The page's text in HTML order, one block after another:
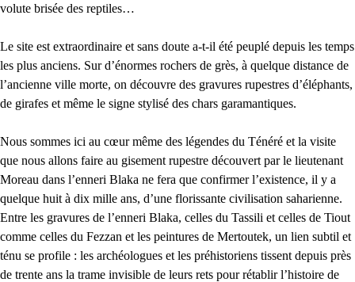
volute brisée des reptiles…
Le site est extraordinaire et sans doute a-t-il été peuplé depuis les temps
les plus anciens. Sur d’énormes rochers de grès, à quelque distance de
l’ancienne ville morte, on découvre des gravures rupestres d’éléphants,
de girafes et même le signe stylisé des chars garamantiques.
Nous sommes ici au cœur même des légendes du Ténéré et la visite
que nous allons faire au gisement rupestre découvert par le lieutenant
Moreau dans l’enneri Blaka ne fera que confirmer l’existence, il y a
quelque huit à dix mille ans, d’une florissante civilisation saharienne.
Entre les gravures de l’enneri Blaka, celles du Tassili et celles de Tiout
comme celles du Fezzan et les peintures de Mertoutek, un lien subtil et
ténu se profile : les archéologues et les préhistoriens tissent depuis près
de trente ans la trame invisible de leurs rets pour rétablir l’histoire de